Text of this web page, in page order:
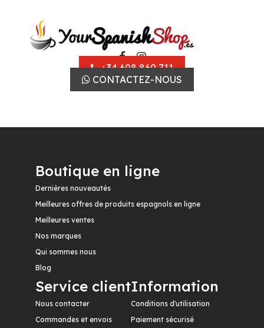
+34 608 860 711
CONTACTEZ-NOUS
Boutique en ligne
Dernières nouveautés
Meilleures offres de produits espagnols en ligne
Meilleures ventes
Nos marques
Qui sommes nous
Blog
Service client
Nous contacter
Commandes et envois
Information
Conditions d'utilisation
Paiement sécurisé